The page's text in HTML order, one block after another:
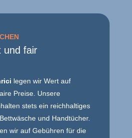
und fair
legen wir Wert auf
Preise. Unsere
stets ein reichhaltiges
und Handtücher.
wir auf Gebühren für die